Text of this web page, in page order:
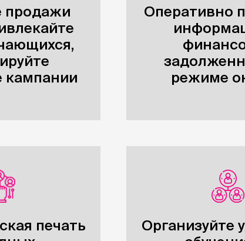
продажи
кампании
Оперативно
режиме
печать
Организуйте